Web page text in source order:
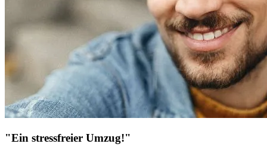
"Ein stressfreier Umzug!"